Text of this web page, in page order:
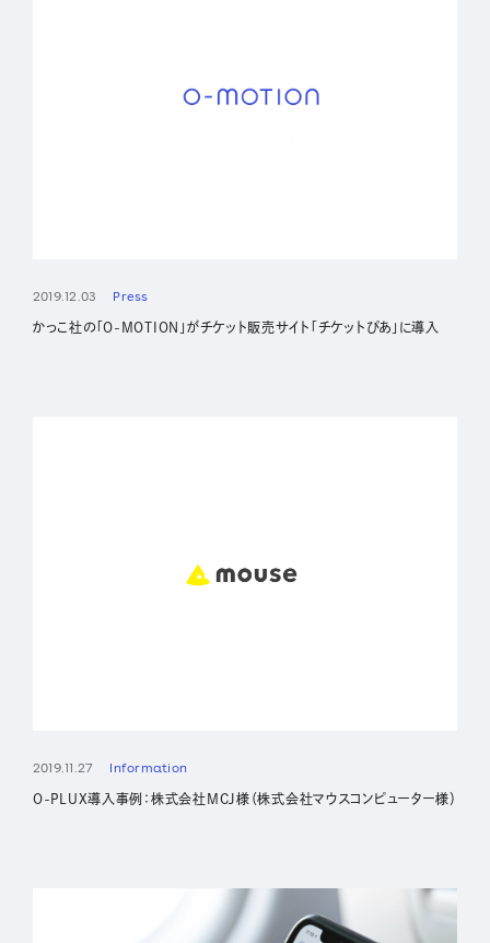
2019.12.03 Press
かっこ社の「O-MOTION」がチケット販売サイト「チケットぴあ」に導入
2019.11.27 Information
O-PLUX導入事例：株式会社MCJ様（株式会社マウスコンピューター様）